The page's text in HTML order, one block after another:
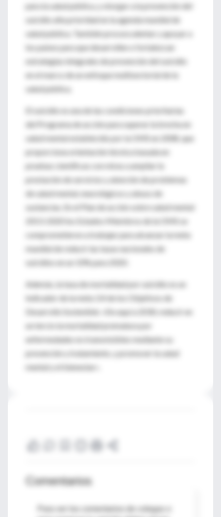
para la salud pública, y otorgar a la prevención del
suicidio alta prioridad en la agenda mundial de
salud pública. También procura alentar y apoyar a
los países para que desarrollen o fortalezcan
estrategias integrales de prevención del suicidio
en el marco de un enfoque multisectorial de la
salud pública.
El suicidio es una de las condiciones prioritarias
del Programa de acción para superar la brecha en
salud mental establecido por la OMS en 2008, que
proporciona orientación técnica basada en
pruebas científicas con miras a ampliar la
prestación de servicios y atención de problemas
de salud mental, neurológicos y abuso de
sustancias. En el Plan de acción sobre salud mental
2013-2020 los Estados Miembros de la OMS se
comprometieron a trabajar para alcanzar la meta
mundial de reducir las tasas nacionales de
suicidios en un 10% para 2020.
Además, la tasa de mortalidad por suicidio es un
indicador de la meta 3.4 de los Objetivos de
Desarrollo Sostenible: «De aquí a 2030, reducir en
un tercio la mortalidad prematura por
enfermedades no transmisibles mediante su
prevención y tratamiento, y promover la salud
mental y el bienestar».
Comentarios
Para ver los comentarios de colegas o